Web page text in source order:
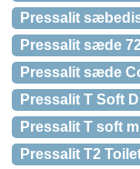
Pressalit
Pressalit sæde
Pressalit sæde
Pressalit T Soft
Pressalit T soft
Pressalit T2